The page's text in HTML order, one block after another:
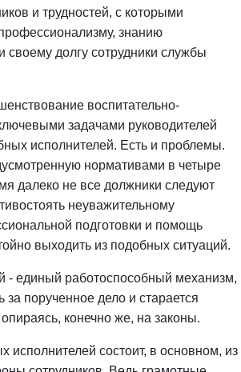
и трудностей, с которыми
знанию
своему долгу сотрудники службы
воспитательно-
задачами руководителей
исполнителей. Есть и проблемы.
нормативами в четыре
далеко не все должники следуют
неуважительному
подготовки и помощь
выходить из подобных ситуаций.
- единый работоспособный механизм,
за порученное дело и старается
конечно же, на законы.
исполнителей состоит, в основном, из